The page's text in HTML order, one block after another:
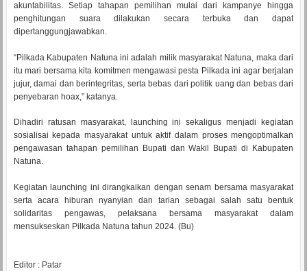
akuntabilitas. Setiap tahapan pemilihan mulai dari kampanye hingga
penghitungan suara dilakukan secara terbuka dan dapat
dipertanggungjawabkan.
“Pilkada Kabupaten Natuna ini adalah milik masyarakat Natuna, maka dari
itu mari bersama kita komitmen mengawasi pesta Pilkada ini agar berjalan
jujur, damai dan berintegritas, serta bebas dari politik uang dan bebas dari
penyebaran hoax,” katanya.
Dihadiri ratusan masyarakat, launching ini sekaligus menjadi kegiatan
sosialisai kepada masyarakat untuk aktif dalam proses mengoptimalkan
pengawasan tahapan pemilihan Bupati dan Wakil Bupati di Kabupaten
Natuna.
Kegiatan launching ini dirangkaikan dengan senam bersama masyarakat
serta acara hiburan nyanyian dan tarian sebagai salah satu bentuk
solidaritas pengawas, pelaksana bersama masyarakat dalam
mensukseskan Pilkada Natuna tahun 2024. (Bu)
Editor : Patar